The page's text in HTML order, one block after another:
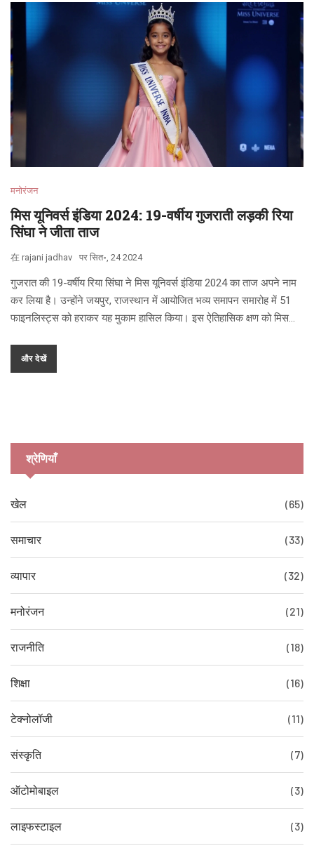
मनोरंजन
मिस यूनिवर्स इंडिया 2024: 19-वर्षीय गुजराती लड़की रिया
सिंघा ने जीता ताज
在 rajani jadhav पर सित॰, 24 2024
गुजरात की 19-वर्षीय रिया सिंघा ने मिस यूनिवर्स इंडिया 2024 का ताज अपने नाम
कर लिया है। उन्होंने जयपुर, राजस्थान में आयोजित भव्य समापन समारोह में 51
फाइनलिस्ट्स को हराकर यह मुकाम हासिल किया। इस ऐतिहासिक क्षण को मिस
Universe' के साथ मनाया गया। अब रिया अंतर्राष्ट्रीय मंच पर भारत का
प्रतिनिधित्व करेंगी।
और देखें
श्रेणियाँ
खेल (65)
समाचार (33)
व्यापार (32)
मनोरंजन (21)
राजनीति (18)
शिक्षा (16)
टेक्नोलॉजी (11)
संस्कृति (7)
ऑटोमोबाइल (3)
लाइफस्टाइल (3)